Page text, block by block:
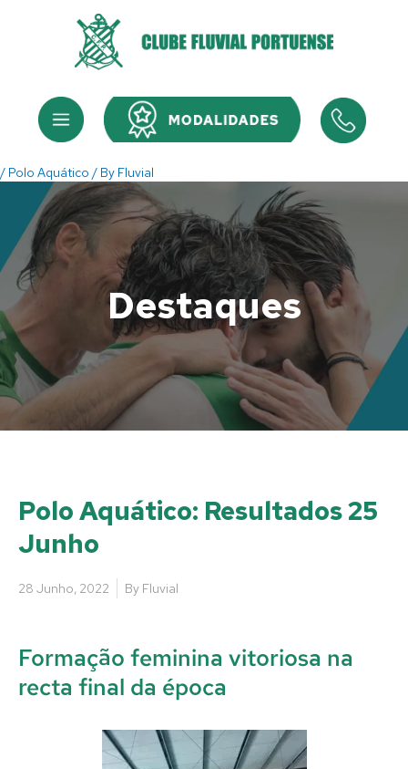
Menu Menu
/ Polo Aquático / By Fluvial
Destaques
Polo Aquático: Resultados 25
Junho
28 Junho, 2022 By Fluvial
Formação feminina vitoriosa na
recta final da época